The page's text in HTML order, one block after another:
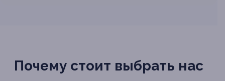
Почему стоит выбрать нас